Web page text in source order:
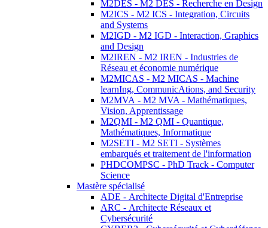
M2DES - M2 DES - Recherche en Design
M2ICS - M2 ICS - Integration, Circuits
and Systems
M2IGD - M2 IGD - Interaction, Graphics
and Design
M2IREN - M2 IREN - Industries de
Réseau et économie numérique
M2MICAS - M2 MICAS - Machine
learnIng, CommunicAtions, and Security
M2MVA - M2 MVA - Mathématiques,
Vision, Apprentissage
M2QMI - M2 QMI - Quantique,
Mathématiques, Informatique
M2SETI - M2 SETI - Systèmes
embarqués et traitement de l'information
PHDCOMPSC - PhD Track - Computer
Science
Mastère spécialisé
ADE - Architecte Digital d'Entreprise
ARC - Architecte Réseaux et
Cybersécurité